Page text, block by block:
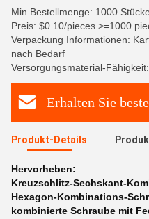
Min Bestellmenge: 1000 Stücke
Preis: $0.10/pieces >=1000
Verpackung Informationen:
nach Bedarf
Versorgungsmaterial-
Erhalten Sie
Produkt-Details
Hervorheben:
Kreuzschlitz-Sechskant-
Hexagon-Kombinations-
kombinierte Schraube mit